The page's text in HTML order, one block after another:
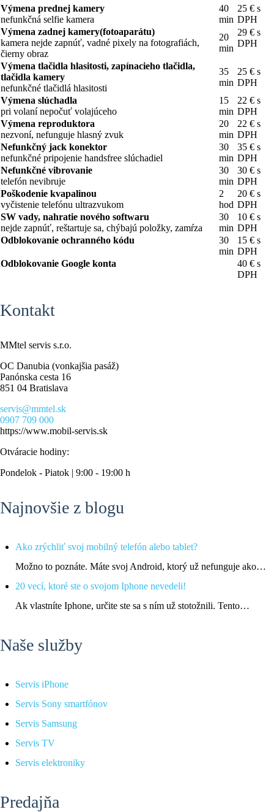
Výmena prednej kamery
nefunkčná selfie kamera
40
min
25 € s
DPH
Výmena zadnej kamery(fotoaparátu)
kamera nejde zapnúť, vadné pixely na fotografiách,
čierny obraz
20
min
29 € s
DPH
Výmena tlačidla hlasitosti, zapínacieho tlačidla,
tlačidla kamery
nefunkčné tlačidlá hlasitosti
35
min
25 € s
DPH
Výmena slúchadla
pri volaní nepočuť volajúceho
15
min
22 € s
DPH
Výmena reproduktora
nezvoní, nefunguje hlasný zvuk
20
min
22 € s
DPH
Nefunkčný jack konektor
nefunkčné pripojenie handsfree slúchadiel
30
min
35 € s
DPH
Nefunkčné vibrovanie
telefón nevibruje
30
min
30 € s
DPH
Poškodenie kvapalinou
vyčistenie telefónu ultrazvukom
2
hod
20 € s
DPH
SW vady, nahratie nového softwaru
nejde zapnúť, reštartuje sa, chýbajú položky, zamŕza
30
min
10 € s
DPH
Odblokovanie ochranného kódu
30
min
15 € s
DPH
Odblokovanie Google konta
40 € s
DPH
Kontakt
MMtel servis s.r.o.
OC Danubia (vonkajšia pasáž)
Panónska cesta 16
851 04 Bratislava
servis@mmtel.sk
0907 709 000
https://www.mobil-servis.sk
Otváracie hodiny:
Pondelok - Piatok | 9:00 - 19:00 h
Najnovšie z blogu
Ako zrýchliť svoj mobilný telefón alebo tablet?
Možno to poznáte. Máte svoj Android, ktorý už nefunguje ako…
20 vecí, ktoré ste o svojom Iphone nevedeli!
Ak vlastníte Iphone, určite ste sa s ním už stotožnili. Tento…
Naše služby
Servis iPhone
Servis Sony smartfónov
Servis Samsung
Servis TV
Servis elektroniky
Predajňa